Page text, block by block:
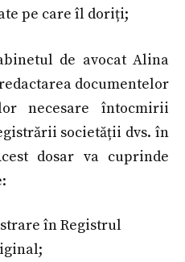
pe care îl doriți;
de avocat Alina
documentelor
necesare întocmirii
societății dvs. în
dosar va cuprinde
în Registrul